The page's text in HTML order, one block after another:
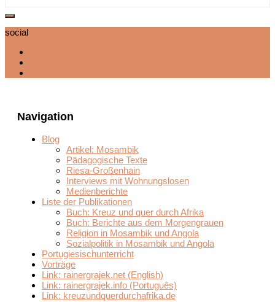
social
Navigation
Blog
Artikel: Mosambik
Pädagogische Texte
Riesa-Großenhain
Interviews mit Wohnungslosen
Medienberichte
Liste der Publikationen
Buch: Kreuz und quer durch Afrika
Buch: Berichte aus dem Morgengrauen
Religion in Mosambik und Angola
Sozialpolitik in Mosambik und Angola
Portugiesischunterricht
Vorträge
Link: rainergrajek.net (English)
Link: rainergrajek.info (Português)
Link: kreuzundquerdurchafrika.de